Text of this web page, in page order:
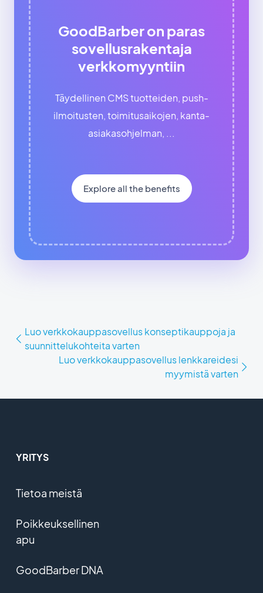
GoodBarber on paras
sovellusrakentaja
verkkomyyntiin
Täydellinen CMS tuotteiden, push-
ilmoitusten, toimitusaikojen, kanta-
asiakasohjelman, ...
Explore all the benefits
Luo verkkokauppasovellus konseptikauppoja ja
suunnittelukohteita varten
Luo verkkokauppasovellus lenkkareidesi
myymistä varten
YRITYS
Tietoa meistä
Poikkeuksellinen
apu
GoodBarber DNA